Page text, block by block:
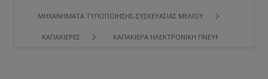
ΜΗΧΑΝΉΜΑΤΑ ΤΥΠΟΠΟΊΗΣΗΣ-ΣΥΣΚΕΥΑΣΊΑΣ ΜΕΛΙΟΎ
ΚΑΠΑΚΙΈΡΕΣ ΚΑΠΑΚΙΈΡΑ ΗΛΕΚΤΡΟΝΙΚΉ ΠΝΕΥΜΑΤΙΚΉ